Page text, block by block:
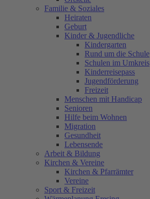
Familie & Soziales
Heiraten
Geburt
Kinder & Jugendliche
Kindergarten
Rund um die Schule
Schulen im Umkreis
Kinderreisepass
Jugendförderung
Freizeit
Menschen mit Handicap
Senioren
Hilfe beim Wohnen
Migration
Gesundheit
Lebensende
Arbeit & Bildung
Kirchen & Vereine
Kirchen & Pfarrämter
Vereine
Sport & Freizeit